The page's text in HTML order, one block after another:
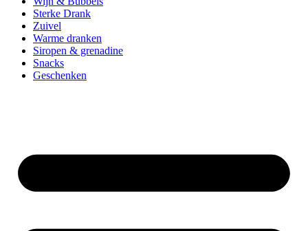
Sterke Drank
Zuivel
Warme dranken
Siropen & grenadine
Snacks
Geschenken